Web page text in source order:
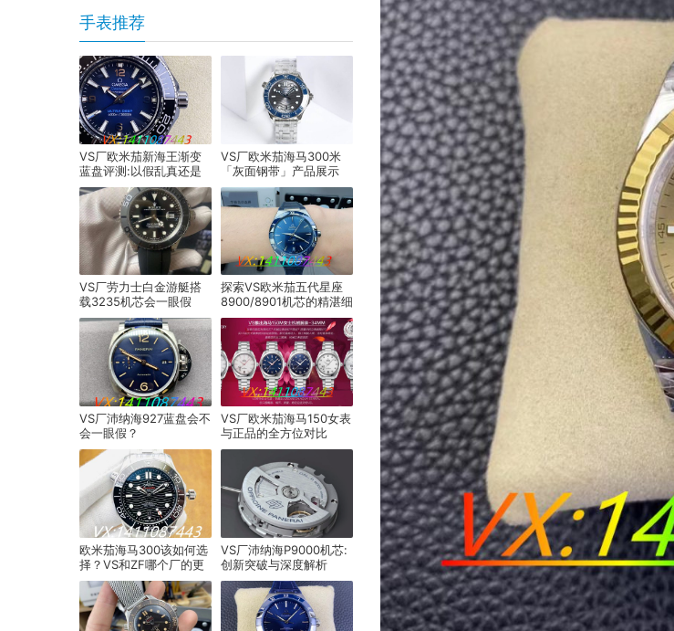
手表推荐
VS厂欧米茄新海王渐变
蓝盘评测:以假乱真还是
一眼假？
VS厂欧米茄海马300米
「灰面钢带」产品展示
VS厂劳力士白金游艇搭
载3235机芯会一眼假
吗？答案是不会！
探索VS欧米茄五代星座
8900/8901机芯的精湛细
节做工
VS厂沛纳海927蓝盘会不
会一眼假？
VS厂欧米茄海马150女表
与正品的全方位对比
欧米茄海马300该如何选
择？VS和ZF哪个厂的更
好？
VS厂沛纳海P9000机芯:
创新突破与深度解析